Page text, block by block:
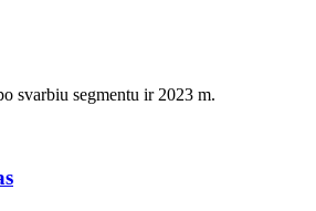
svarbiu segmentu ir 2023 m.